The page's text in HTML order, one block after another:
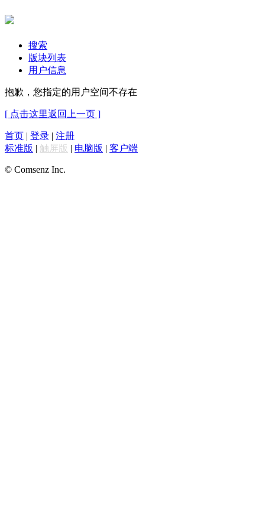
搜索
版块列表
用户信息
抱歉，您指定的用户空间不存在
[ 点击这里返回上一页 ]
首页 | 登录 | 注册
标准版 | 触屏版 | 电脑版 | 客户端
© Comsenz Inc.